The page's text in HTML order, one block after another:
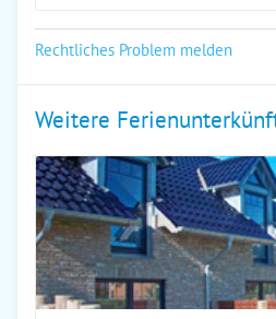
Rechtliches Problem melden
Weitere